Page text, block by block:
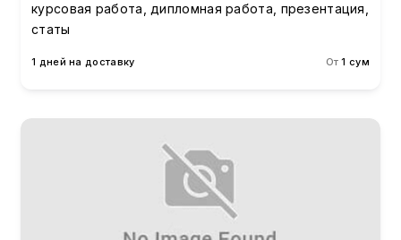
курсовая работа, дипломная работа, презентация,
статы
1 дней на доставку От1 сум